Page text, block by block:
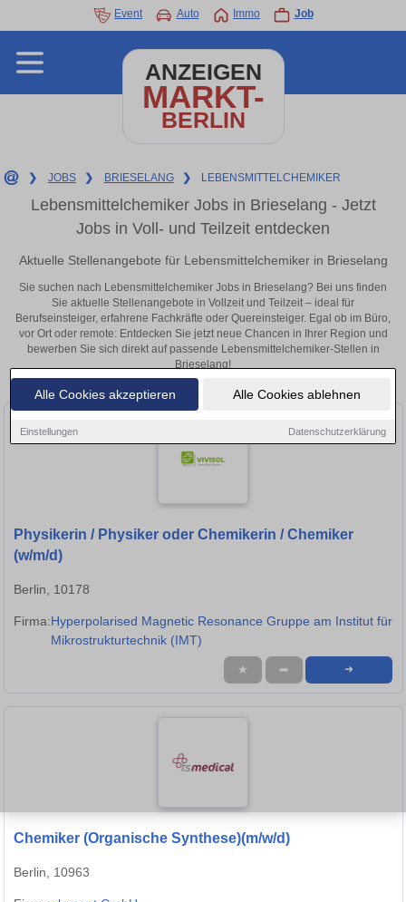
Alle Cookies akzeptieren Alle Cookies ablehnen
Einstellungen Datenschutzerklärung
Event Auto Immo Job
ANZEIGEN
MARKT-
BERLIN
❯ JOBS ❯ BRIESELANG ❯ LEBENSMITTELCHEMIKER
Lebensmittelchemiker Jobs in Brieselang - Jetzt
Jobs in Voll- und Teilzeit entdecken
Aktuelle Stellenangebote für Lebensmittelchemiker in Brieselang
Sie suchen nach Lebensmittelchemiker Jobs in Brieselang? Bei uns finden
Sie aktuelle Stellenangebote in Vollzeit und Teilzeit – ideal für
Berufseinsteiger, erfahrene Fachkräfte oder Quereinsteiger. Egal ob im Büro,
vor Ort oder remote: Entdecken Sie jetzt neue Chancen in Ihrer Region und
bewerben Sie sich direkt auf passende Lebensmittelchemiker-Stellen in
Brieselang!
Physikerin / Physiker oder Chemikerin / Chemiker
(w/m/d)
Berlin, 10178
Firma:Hyperpolarised Magnetic Resonance Gruppe am Institut für
Mikrostrukturtechnik (IMT)
★ ➦ ➜
Chemiker (Organische Synthese)(m/w/d)
Berlin, 10963